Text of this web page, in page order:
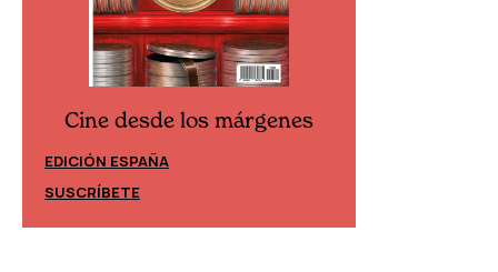
Cine desde los márgenes
EDICIÓN ESPAÑA
SUSCRÍBETE